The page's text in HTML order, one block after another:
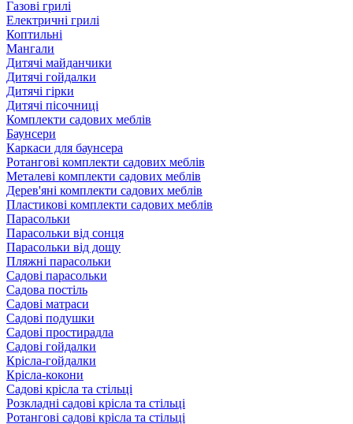
Газові грилі
Електричні грилі
Коптильні
Мангали
Дитячі майданчики
Дитячі гойдалки
Дитячі гірки
Дитячі пісочниці
Комплекти садових меблів
Баунсери
Каркаси для баунсера
Ротангові комплекти садових меблів
Металеві комплекти садових меблів
Дерев'яні комплекти садових меблів
Пластикові комплекти садових меблів
Парасольки
Парасольки від сонця
Парасольки від дощу
Пляжні парасольки
Садові парасольки
Садова постіль
Садові матраси
Садові подушки
Садові простирадла
Садові гойдалки
Крісла-гойдалки
Крісла-кокони
Садові крісла та стільці
Розкладні садові крісла та стільці
Ротангові садові крісла та стільці